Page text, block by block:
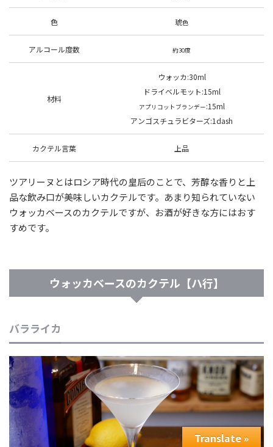
色 琥色
アルコール度数 約30度
材料
ウォッカ:30ml
ドライベルモット:15ml
アプリコットブランデー:15ml
アンゴスチュラビターズ:1dash
カクテル言葉 上品
ツアリーヌとはロシア時代の皇后のことで、芳醇な香りと上
品な飲み口が美味しいカクテルです。あまり知られていない
ウォッカベースのカクテルですが、お酒が好きな方にはおす
すめです。
ウォッカベースのカクテル【ハ行】
バラライカ
Translate »